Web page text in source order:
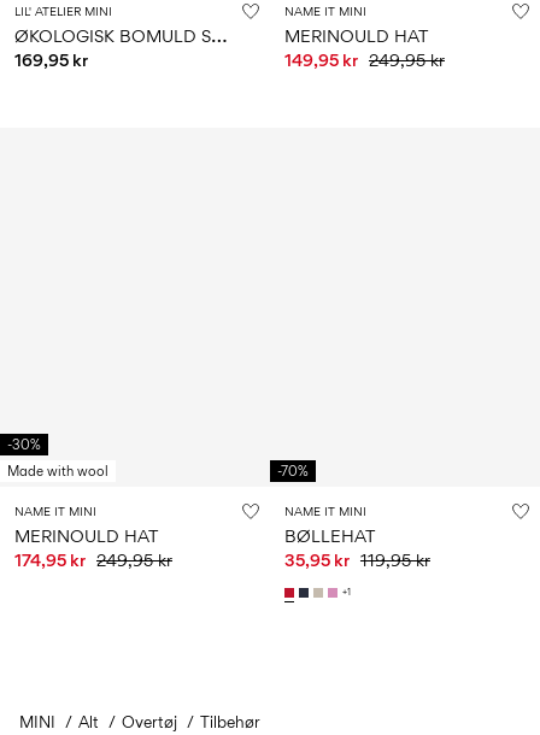
LIL' ATELIER MINI
Ø
KOLOGISK BOMULD SOLHAT
169,95 kr
NAME IT MINI
MERINOULD HAT
149,95 kr 249,95 kr
-30%
Made with wool
NAME IT MINI
MERINOULD HAT
174,95 kr 249,95 kr
-70%
NAME IT MINI
BØLLEHAT
35,95 kr 119,95 kr
+1
Du har set 24 ud af 29 artikler.
MINI Alt Overtøj Tilbehør